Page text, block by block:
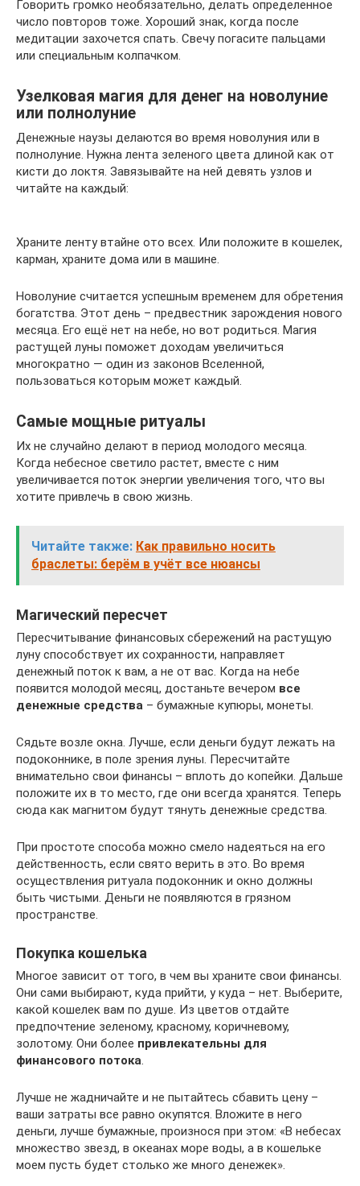
Говорить громко необязательно, делать определенное
число повторов тоже. Хороший знак, когда после
медитации захочется спать. Свечу погасите пальцами
или специальным колпачком.
Узелковая магия для денег на новолуние
или полнолуние
Денежные наузы делаются во время новолуния или в
полнолуние. Нужна лента зеленого цвета длиной как от
кисти до локтя. Завязывайте на ней девять узлов и
читайте на каждый:
Храните ленту втайне ото всех. Или положите в кошелек,
карман, храните дома или в машине.
Новолуние считается успешным временем для обретения
богатства. Этот день – предвестник зарождения нового
месяца. Его ещё нет на небе, но вот родиться. Магия
растущей луны поможет доходам увеличиться
многократно — один из законов Вселенной,
пользоваться которым может каждый.
Самые мощные ритуалы
Их не случайно делают в период молодого месяца.
Когда небесное светило растет, вместе с ним
увеличивается поток энергии увеличения того, что вы
хотите привлечь в свою жизнь.
Читайте также: Как правильно носить
браслеты: берём в учёт все нюансы
Магический пересчет
Пересчитывание финансовых сбережений на растущую
луну способствует их сохранности, направляет
денежный поток к вам, а не от вас. Когда на небе
появится молодой месяц, достаньте вечером все
денежные средства – бумажные купюры, монеты.
Сядьте возле окна. Лучше, если деньги будут лежать на
подоконнике, в поле зрения луны. Пересчитайте
внимательно свои финансы – вплоть до копейки. Дальше
положите их в то место, где они всегда хранятся. Теперь
сюда как магнитом будут тянуть денежные средства.
При простоте способа можно смело надеяться на его
действенность, если свято верить в это. Во время
осуществления ритуала подоконник и окно должны
быть чистыми. Деньги не появляются в грязном
пространстве.
Покупка кошелька
Многое зависит от того, в чем вы храните свои финансы.
Они сами выбирают, куда прийти, у куда – нет. Выберите,
какой кошелек вам по душе. Из цветов отдайте
предпочтение зеленому, красному, коричневому,
золотому. Они более привлекательны для
финансового потока
Лучше не жадничайте и не пытайтесь сбавить цену –
ваши затраты все равно окупятся. Вложите в него
деньги, лучше бумажные, произнося при этом: «В небесах
множество звезд, в океанах море воды, а в кошельке
моем пусть будет столько же много денежек».